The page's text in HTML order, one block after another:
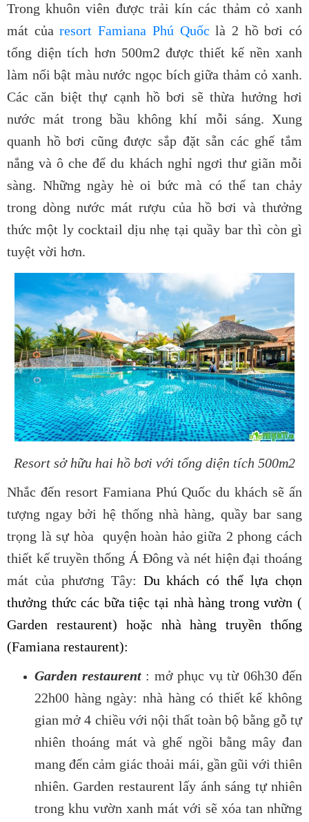
Trong khuôn viên được trải kín các thảm cỏ xanh
mát của resort Famiana Phú Quốc là 2 hồ bơi có
tổng diện tích hơn 500m2 được thiết kế nền xanh
làm nổi bật màu nước ngọc bích giữa thảm cỏ xanh.
Các căn biệt thự cạnh hồ bơi sẽ thừa hưởng hơi
nước mát trong bầu không khí mỗi sáng. Xung
quanh hồ bơi cũng được sắp đặt sẵn các ghế tắm
nắng và ô che để du khách nghỉ ngơi thư giãn mỗi
sàng. Những ngày hè oi bức mà có thể tan chảy
trong dòng nước mát rượu của hồ bơi và thưởng
thức một ly cocktail dịu nhẹ tại quầy bar thì còn gì
tuyệt vời hơn.
Resort sở hữu hai hồ bơi với tổng diện tích 500m2
Nhắc đến resort Famiana Phú Quốc du khách sẽ ấn
tượng ngay bởi hệ thống nhà hàng, quầy bar sang
trọng là sự hòa quyện hoàn hảo giữa 2 phong cách
thiết kế truyền thống Á Đông và nét hiện đại thoáng
mát của phương Tây: Du khách có thể lựa chọn
thưởng thức các bữa tiệc tại nhà hàng trong vườn (
Garden restaurent) hoặc nhà hàng truyền thống
(Famiana restaurent):
Garden restaurent: mở phục vụ từ 06h30 đến
22h00 hàng ngày: nhà hàng có thiết kế không
gian mở 4 chiều với nội thất toàn bộ bằng gỗ tự
nhiên thoáng mát và ghế ngồi bằng mây đan
mang đến cảm giác thoải mái, gần gũi với thiên
nhiên. Garden restaurent lấy ánh sáng tự nhiên
trong khu vườn xanh mát với sẽ xóa tan những